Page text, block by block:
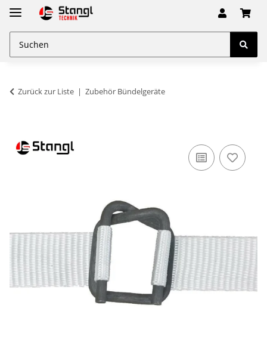
Zurück zur Liste Zubehör Bündelgeräte